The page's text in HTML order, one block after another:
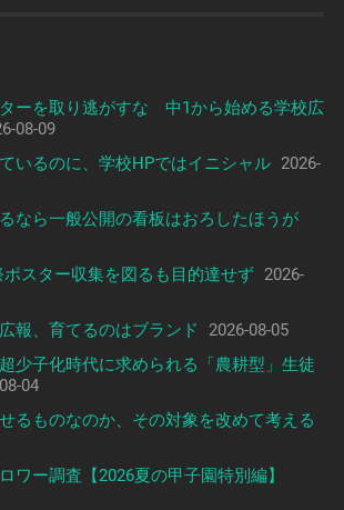
ーを取り逃がすな 中1から始める学校広
08-09
いるのに、学校HPではイニシャル 2026-
なら一般公開の看板はおろしたほうが
スター収集を図るも目的達せず 2026-
報、育てるのはブランド
2026-08-05
少子化時代に求められる「農耕型」生徒
04
るものなのか、その対象を改めて考える
ワー調査【2026夏の甲子園特別編】